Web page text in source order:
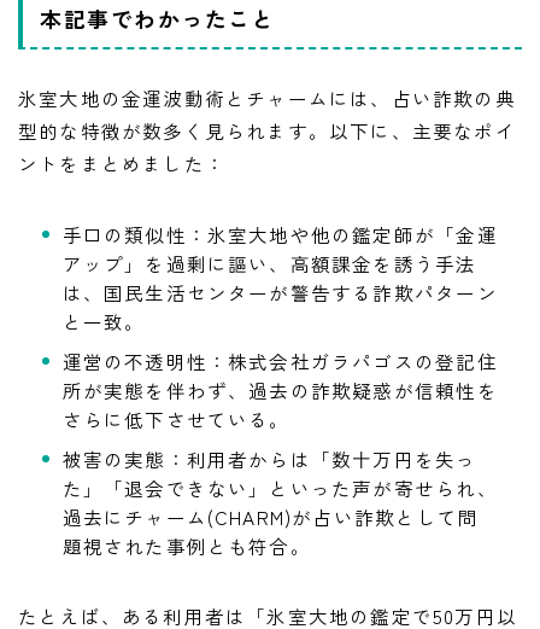
本記事でわかったこと
氷室大地の金運波動術とチャームには、占い詐欺の典
型的な特徴が数多く見られます。以下に、主要なポイ
ントをまとめました：
手口の類似性：氷室大地や他の鑑定師が「金運
アップ」を過剰に謳い、高額課金を誘う手法
は、国民生活センターが警告する詐欺パターン
と一致。
運営の不透明性：株式会社ガラパゴスの登記住
所が実態を伴わず、過去の詐欺疑惑が信頼性を
さらに低下させている。
被害の実態：利用者からは「数十万円を失っ
た」「退会できない」といった声が寄せられ、
過去にチャーム(CHARM)が占い詐欺として問
題視された事例とも符合。
たとえば、ある利用者は「氷室大地の鑑定で50万円以